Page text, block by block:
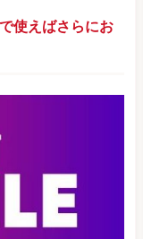
使えばさらにお